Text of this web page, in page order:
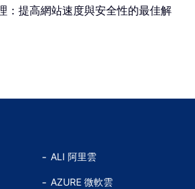
：提高網站速度與安全性的最佳解
ALI 阿里雲
AZURE 微軟雲